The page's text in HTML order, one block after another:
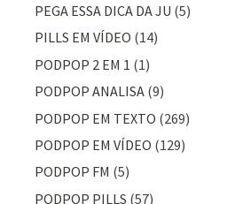
PEGA ESSA DICA DA JU (5)
PILLS EM VÍDEO (14)
PODPOP 2 EM 1 (1)
PODPOP ANALISA (9)
PODPOP EM TEXTO (269)
PODPOP EM VÍDEO (129)
PODPOP FM (5)
PODPOP PILLS (57)